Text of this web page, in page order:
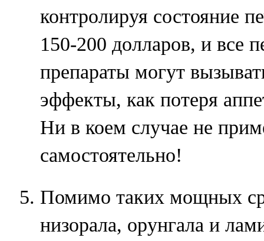
контролируя состояние
150-200 долларов, и все
препараты могут
эффекты, как потеря
Ни в коем случае не
самостоятельно!
Помимо таких мощных
низорала, орунгала и